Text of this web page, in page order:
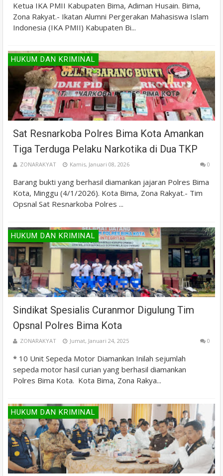
Ketua IKA PMII Kabupaten Bima, Adiman Husain. Bima,
Zona Rakyat.- Ikatan Alumni Pergerakan Mahasiswa Islam
Indonesia (IKA PMII) Kabupaten Bi...
HUKUM DAN KRIMINAL
Sat Resnarkoba Polres Bima Kota Amankan
Tiga Terduga Pelaku Narkotika di Dua TKP
ZONARAKYAT Kamis, Januari 08, 2026 0
Barang bukti yang berhasil diamankan jajaran Polres Bima
Kota, Minggu (4/1/2026). Kota Bima, Zona Rakyat.- Tim
Opsnal Sat Resnarkoba Polres ...
HUKUM DAN KRIMINAL
Sindikat Spesialis Curanmor Digulung Tim
Opsnal Polres Bima Kota
ZONARAKYAT Jumat, Januari 24, 2025 0
* 10 Unit Sepeda Motor Diamankan Inilah sejumlah
sepeda motor hasil curian yang berhasil diamankan
Polres Bima Kota. Kota Bima, Zona Rakya...
HUKUM DAN KRIMINAL